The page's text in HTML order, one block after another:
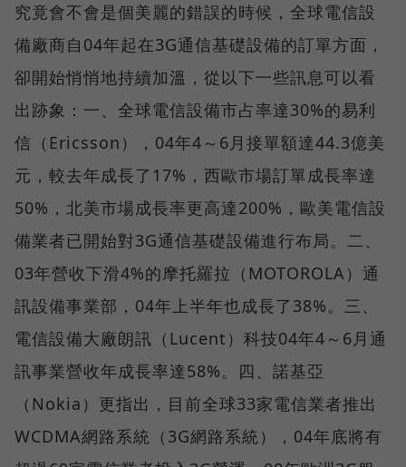
究竟會不會是個美麗的錯誤的時候，全球電信設
備廠商自04年起在3G通信基礎設備的訂單方面，
卻開始悄悄地持續加溫，從以下一些訊息可以看
出跡象：一、全球電信設備市占率達30%的易利
信（Ericsson），04年4～6月接單額達44.3億美
元，較去年成長了17%，西歐市場訂單成長率達
50%，北美市場成長率更高達200%，歐美電信設
備業者已開始對3G通信基礎設備進行布局。二、
03年營收下滑4%的摩托羅拉（MOTOROLA）通
訊設備事業部，04年上半年也成長了38%。三、
電信設備大廠朗訊（Lucent）科技04年4～6月通
訊事業營收年成長率達58%。四、諾基亞
（Nokia）更指出，目前全球33家電信業者推出
WCDMA網路系統（3G網路系統），04年底將有